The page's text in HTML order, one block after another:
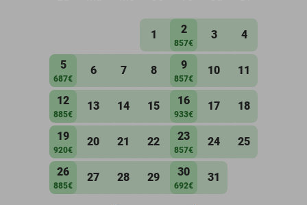
1 2
857€
3 4
5
687€
6 7 8 9
857€
10 11
12
885€
13 14 15 16
933€
17 18
19
920€
20 21 22 23
857€
24 25
26
885€
27 28 29 30
692€
31